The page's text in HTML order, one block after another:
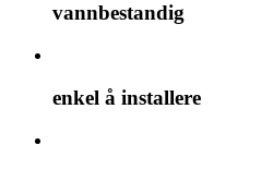
vannbestandig
enkel å installere